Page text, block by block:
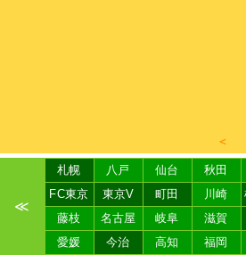
＜
≪
札幌 八戸 仙台 秋田
FC東京
東京V 町田 川崎
藤枝
名古屋 岐阜 滋賀
愛媛
今治 高知 福岡